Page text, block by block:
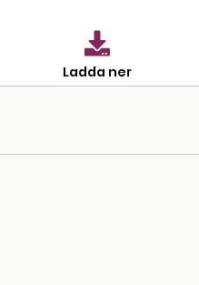
Ladda ner